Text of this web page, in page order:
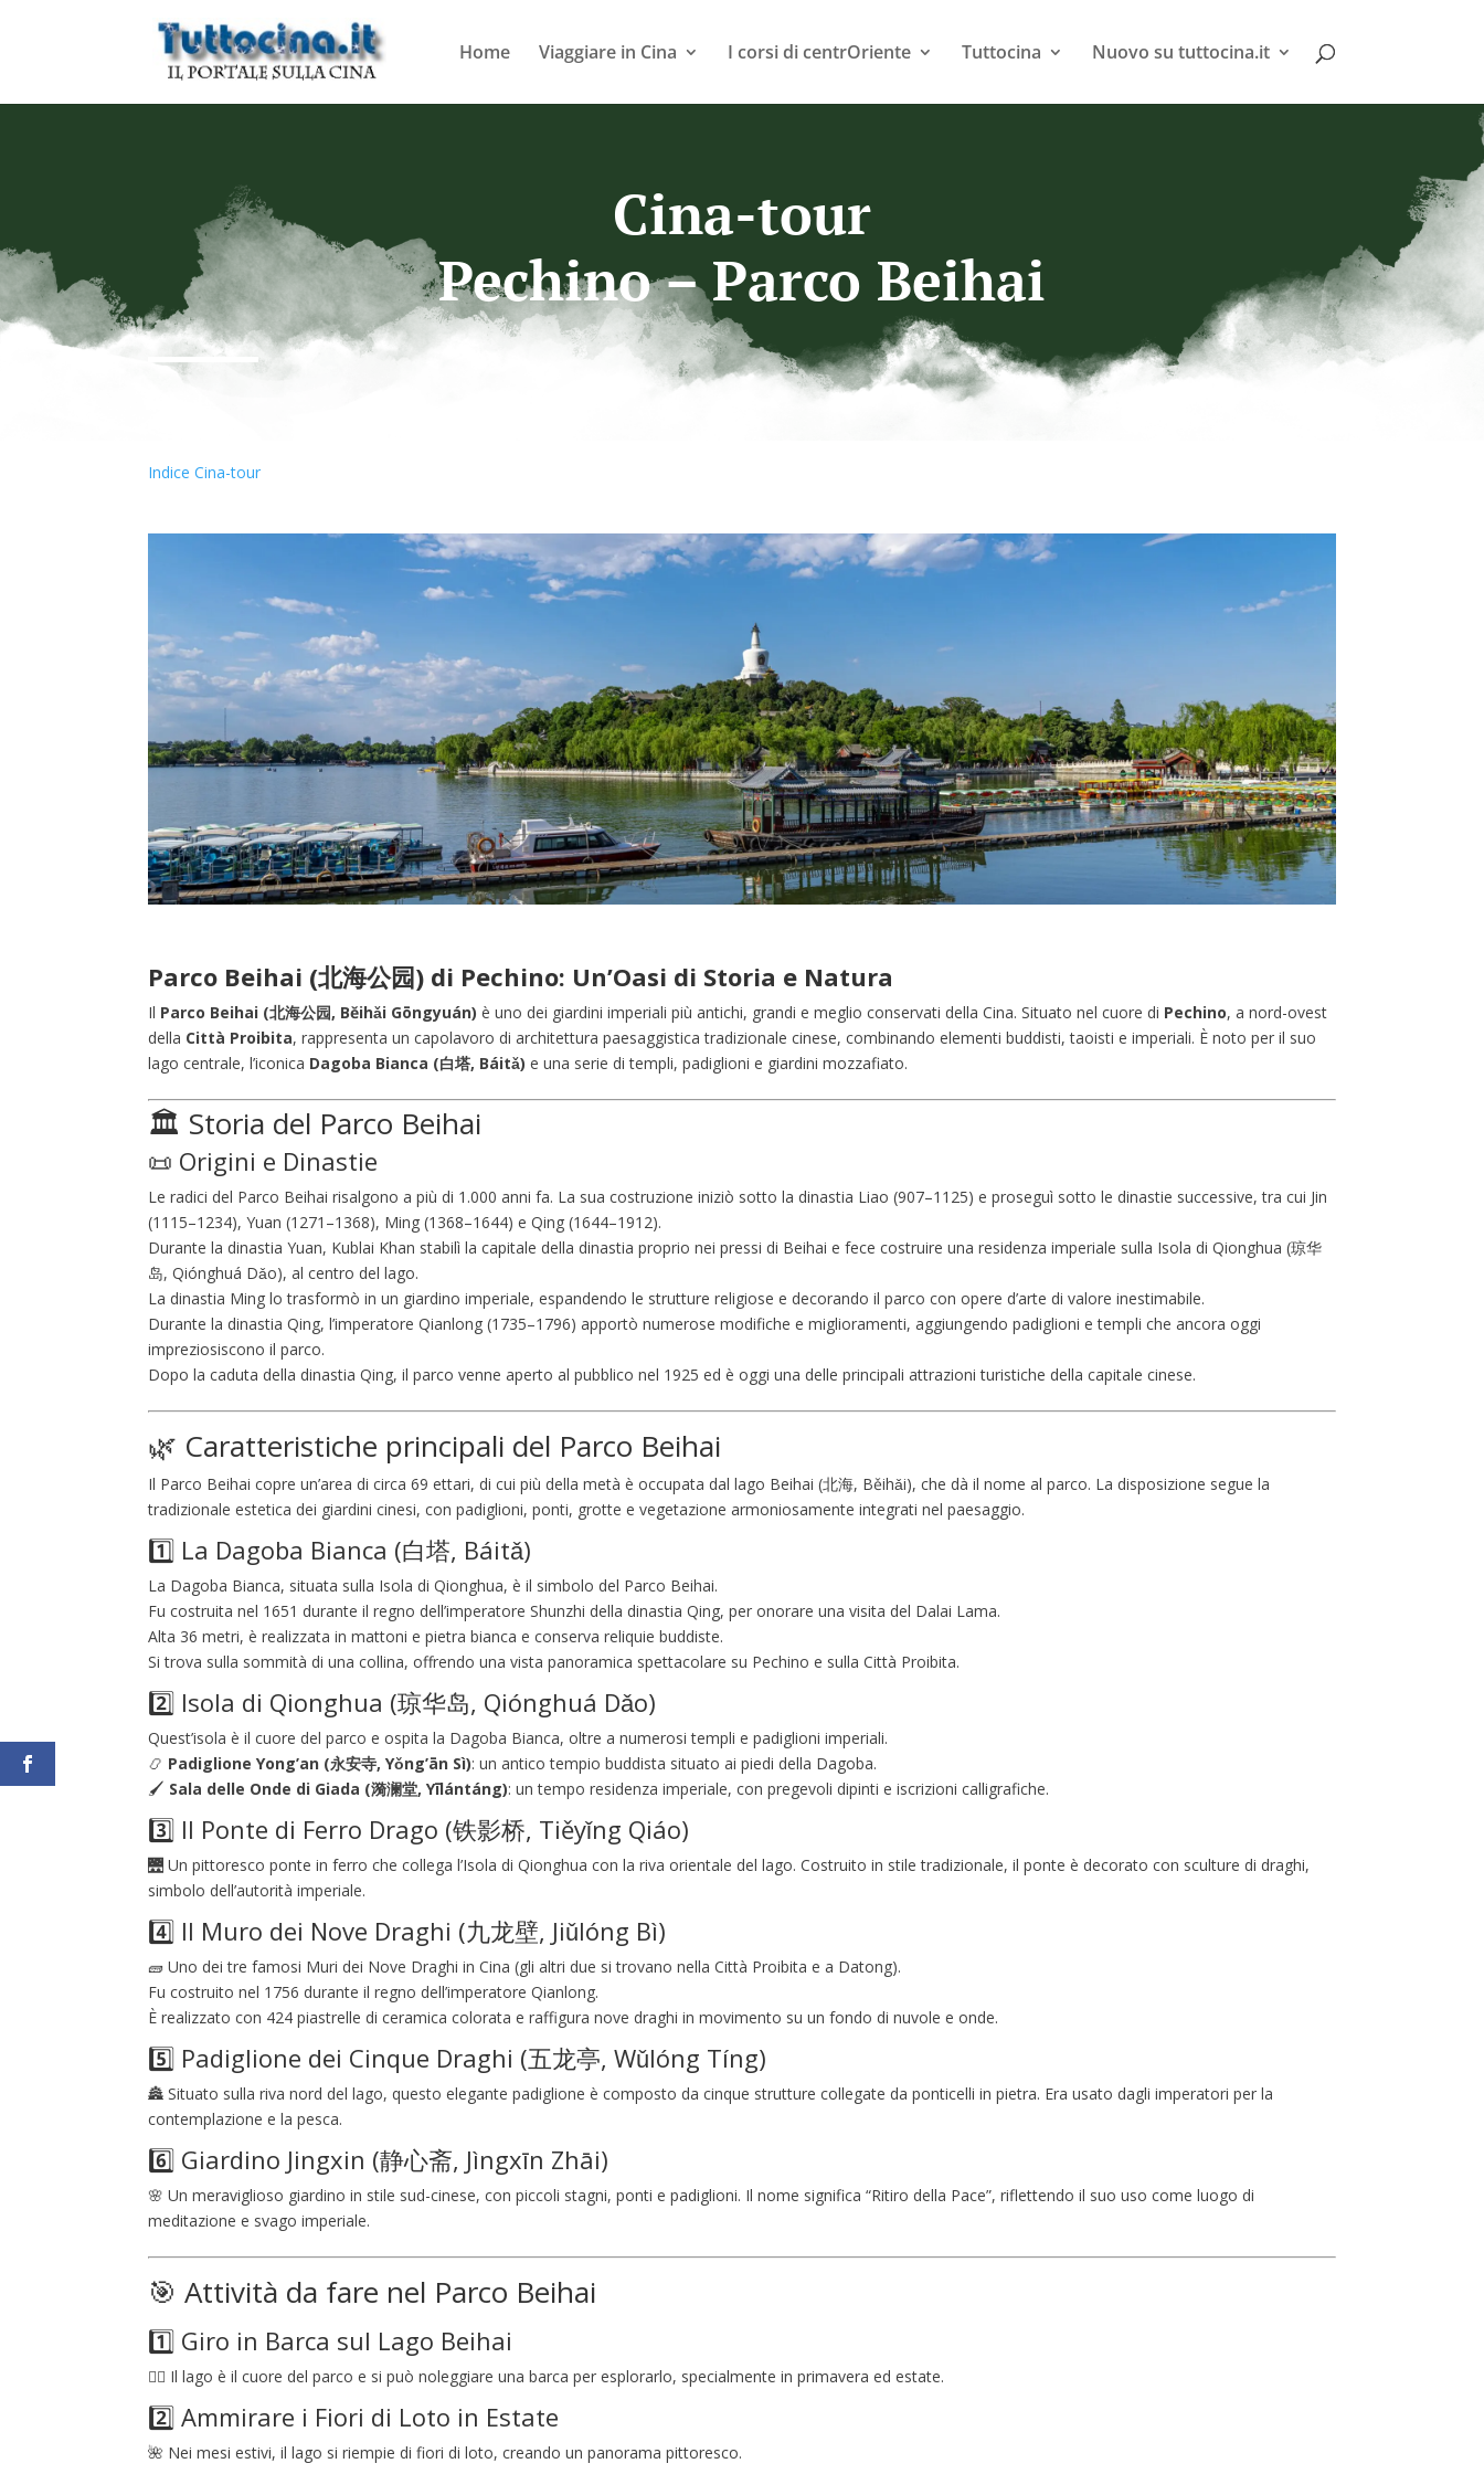
Home Viaggiare in Cina I corsi di centrOriente Tuttocina Nuovo su tuttocina.it
Cina-tour
Pechino – Parco Beihai
Indice Cina-tour
Parco Beihai (北海公园) di Pechino: Un’Oasi di Storia e Natura
Il Parco Beihai (北海公园, Běihǎi Gōngyuán) è uno dei giardini imperiali più antichi, grandi e meglio conservati della Cina. Situato nel cuore di Pechino, a nord-ovest
della Città Proibita, rappresenta un capolavoro di architettura paesaggistica tradizionale cinese, combinando elementi buddisti, taoisti e imperiali. È noto per il suo
lago centrale, l’iconica Dagoba Bianca (白塔, Báitǎ) e una serie di templi, padiglioni e giardini mozzafiato.
🏛️ Storia del Parco Beihai
📜 Origini e Dinastie
Le radici del Parco Beihai risalgono a più di 1.000 anni fa. La sua costruzione iniziò sotto la dinastia Liao (907–1125) e proseguì sotto le dinastie successive, tra cui Jin
(1115–1234), Yuan (1271–1368), Ming (1368–1644) e Qing (1644–1912).
Durante la dinastia Yuan, Kublai Khan stabilì la capitale della dinastia proprio nei pressi di Beihai e fece costruire una residenza imperiale sulla Isola di Qionghua (琼华
岛, Qiónghuá Dǎo), al centro del lago.
La dinastia Ming lo trasformò in un giardino imperiale, espandendo le strutture religiose e decorando il parco con opere d’arte di valore inestimabile.
Durante la dinastia Qing, l’imperatore Qianlong (1735–1796) apportò numerose modifiche e miglioramenti, aggiungendo padiglioni e templi che ancora oggi
impreziosiscono il parco.
Dopo la caduta della dinastia Qing, il parco venne aperto al pubblico nel 1925 ed è oggi una delle principali attrazioni turistiche della capitale cinese.
🌿 Caratteristiche principali del Parco Beihai
Il Parco Beihai copre un’area di circa 69 ettari, di cui più della metà è occupata dal lago Beihai (北海, Běihǎi), che dà il nome al parco. La disposizione segue la
tradizionale estetica dei giardini cinesi, con padiglioni, ponti, grotte e vegetazione armoniosamente integrati nel paesaggio.
1️⃣ La Dagoba Bianca (白塔, Báitǎ)
La Dagoba Bianca, situata sulla Isola di Qionghua, è il simbolo del Parco Beihai.
Fu costruita nel 1651 durante il regno dell’imperatore Shunzhi della dinastia Qing, per onorare una visita del Dalai Lama.
Alta 36 metri, è realizzata in mattoni e pietra bianca e conserva reliquie buddiste.
Si trova sulla sommità di una collina, offrendo una vista panoramica spettacolare su Pechino e sulla Città Proibita.
2️⃣ Isola di Qionghua (琼华岛, Qiónghuá Dǎo)
Quest’isola è il cuore del parco e ospita la Dagoba Bianca, oltre a numerosi templi e padiglioni imperiali.
📿 Padiglione Yong’an (永安寺, Yǒng’ān Sì): un antico tempio buddista situato ai piedi della Dagoba.
🖌️ Sala delle Onde di Giada (漪澜堂, Yīlántáng): un tempo residenza imperiale, con pregevoli dipinti e iscrizioni calligrafiche.
3️⃣ Il Ponte di Ferro Drago (铁影桥, Tiěyǐng Qiáo)
🌉 Un pittoresco ponte in ferro che collega l’Isola di Qionghua con la riva orientale del lago. Costruito in stile tradizionale, il ponte è decorato con sculture di draghi,
simbolo dell’autorità imperiale.
4️⃣ Il Muro dei Nove Draghi (九龙壁, Jiǔlóng Bì)
🧱 Uno dei tre famosi Muri dei Nove Draghi in Cina (gli altri due si trovano nella Città Proibita e a Datong).
Fu costruito nel 1756 durante il regno dell’imperatore Qianlong.
È realizzato con 424 piastrelle di ceramica colorata e raffigura nove draghi in movimento su un fondo di nuvole e onde.
5️⃣ Padiglione dei Cinque Draghi (五龙亭, Wǔlóng Tíng)
🏯 Situato sulla riva nord del lago, questo elegante padiglione è composto da cinque strutture collegate da ponticelli in pietra. Era usato dagli imperatori per la
contemplazione e la pesca.
6️⃣ Giardino Jingxin (静心斋, Jìngxīn Zhāi)
🌸 Un meraviglioso giardino in stile sud-cinese, con piccoli stagni, ponti e padiglioni. Il nome significa “Ritiro della Pace”, riflettendo il suo uso come luogo di
meditazione e svago imperiale.
🎯 Attività da fare nel Parco Beihai
1️⃣ Giro in Barca sul Lago Beihai
🚣‍♂️ Il lago è il cuore del parco e si può noleggiare una barca per esplorarlo, specialmente in primavera ed estate.
2️⃣ Ammirare i Fiori di Loto in Estate
🌺 Nei mesi estivi, il lago si riempie di fiori di loto, creando un panorama pittoresco.